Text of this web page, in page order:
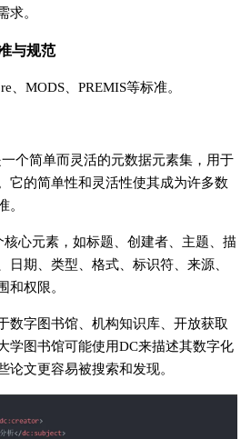
求。
与规范
、MODS、PREMIS等标准。
个简单而灵活的元数据元素集，用于
它的简单性和灵活性使其成为许多数
。
心元素，如标题、创建者、主题、描
日期、类型、格式、标识符、来源、
和权限。
数字图书馆、机构知识库、开放获取
学图书馆可能使用DC来描述其数字化
论文更容易被搜索和发现。